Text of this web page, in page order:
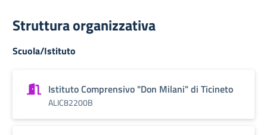
Struttura organizzativa
Scuola/Istituto
Istituto Comprensivo "Don Milani" di Ticineto
ALIC82200B